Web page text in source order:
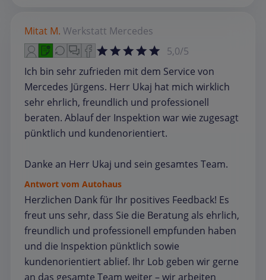
Mitat M. Werkstatt Mercedes
5,0/5
Ich bin sehr zufrieden mit dem Service von
Mercedes Jürgens. Herr Ukaj hat mich wirklich
sehr ehrlich, freundlich und professionell
beraten. Ablauf der Inspektion war wie zugesagt
pünktlich und kundenorientiert.
Danke an Herr Ukaj und sein gesamtes Team.
Antwort vom Autohaus
Herzlichen Dank für Ihr positives Feedback! Es
freut uns sehr, dass Sie die Beratung als ehrlich,
freundlich und professionell empfunden haben
und die Inspektion pünktlich sowie
kundenorientiert ablief. Ihr Lob geben wir gerne
an das gesamte Team weiter – wir arbeiten